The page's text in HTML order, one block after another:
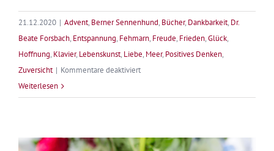
21.12.2020 | Advent, Berner Sennenhund, Bücher, Dankbarkeit, Dr.
Beate Forsbach, Entspannung, Fehmarn, Freude, Frieden,Glück,
Hoffnung, Klavier, Lebenskunst, Liebe, Meer, Positives Denken,
Zuversicht | Kommentare deaktiviertfür
mit
22.
Weiterlesen